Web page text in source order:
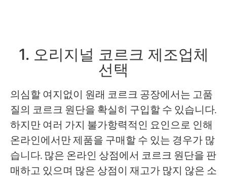
1. 오리지널 코르크 제조업체
선택
의심할 여지없이 원래 코르크 공장에서는 고품
질의 코르크 원단을 확실히 구입할 수 있습니다.
하지만 여러 가지 불가항력적인 요인으로 인해
온라인에서만 제품을 구매할 수 있는 경우가 많
습니다. 많은 온라인 상점에서 코르크 원단을 판
매하고 있으며 많은 상점이 재고가 많지 않은 소